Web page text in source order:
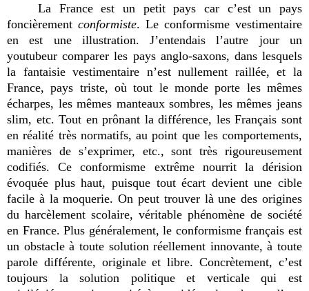
La France est un petit pays car c’est un pays
foncièrement conformiste. Le conformisme vestimentaire
en est une illustration. J’entendais l’autre jour un
youtubeur comparer les pays anglo-saxons, dans lesquels
la fantaisie vestimentaire n’est nullement raillée, et la
France, pays triste, où tout le monde porte les mêmes
écharpes, les mêmes manteaux sombres, les mêmes jeans
slim, etc. Tout en prônant la différence, les Français sont
en réalité très normatifs, au point que les comportements,
manières de s’exprimer, etc., sont très rigoureusement
codifiés. Ce conformisme extrême nourrit la dérision
évoquée plus haut, puisque tout écart devient une cible
facile à la moquerie. On peut trouver là une des origines
du harcèlement scolaire, véritable phénomène de société
en France. Plus généralement, le conformisme français est
un obstacle à toute solution réellement innovante, à toute
parole différente, originale et libre. Concrètement, c’est
toujours la solution politique et verticale qui est